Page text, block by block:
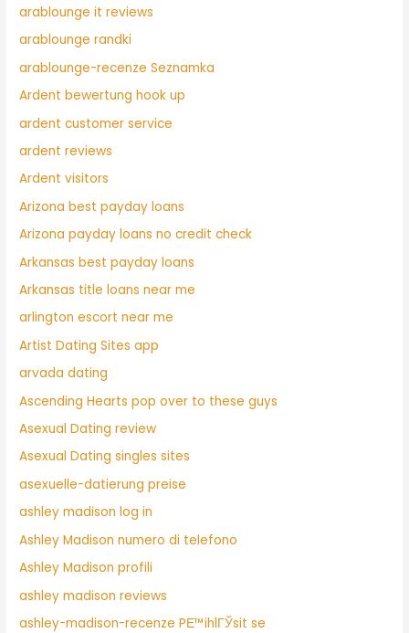
arablounge it reviews
arablounge randki
arablounge-recenze Seznamka
Ardent bewertung hook up
ardent customer service
ardent reviews
Ardent visitors
Arizona best payday loans
Arizona payday loans no credit check
Arkansas best payday loans
Arkansas title loans near me
arlington escort near me
Artist Dating Sites app
arvada dating
Ascending Hearts pop over to these guys
Asexual Dating review
Asexual Dating singles sites
asexuelle-datierung preise
ashley madison log in
Ashley Madison numero di telefono
Ashley Madison profili
ashley madison reviews
ashley-madison-recenze PЕ™ihlГЎsit se